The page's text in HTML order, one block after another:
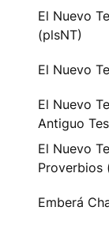
El Nuevo
(plsNT)
El Nuevo
El Nuevo
Antiguo
El Nuevo
Proverbios
Emberá